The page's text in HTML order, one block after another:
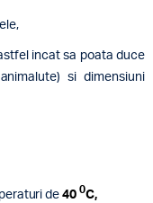
incat sa poata duce
si dimensiuni
de400C,